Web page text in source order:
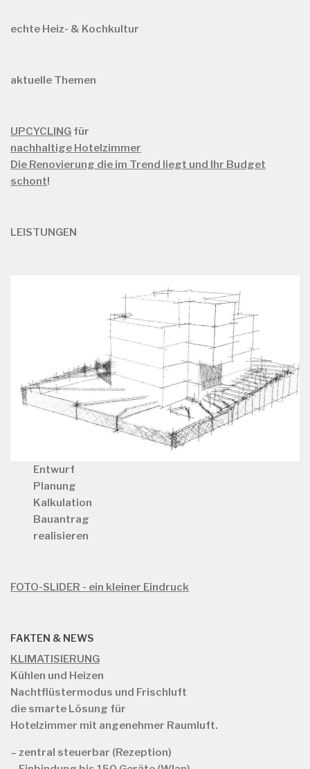
echte Heiz- & Kochkultur
aktuelle Themen
UPCYCLING für
nachhaltige Hotelzimmer
Die Renovierung die im Trend liegt und Ihr Budget
schont!
LEISTUNGEN
Entwurf
Planung
Kalkulation
Bauantrag
realisieren
FOTO-SLIDER - ein kleiner Eindruck
FAKTEN & NEWS
KLIMATISIERUNG
Kühlen und Heizen
Nachtflüstermodus und Frischluft
die smarte Lösung für
Hotelzimmer mit angenehmer Raumluft.
– zentral steuerbar (Rezeption)